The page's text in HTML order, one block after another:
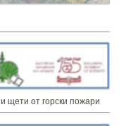
щети от горски пожари